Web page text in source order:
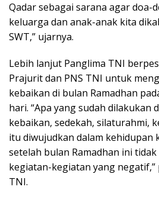
Qadar sebagai sarana agar doa-
keluarga dan anak-anak kita
SWT,” ujarnya.
Lebih lanjut Panglima TNI
Prajurit dan PNS TNI untuk
kebaikan di bulan Ramadhan
hari. “Apa yang sudah dilakukan
kebaikan, sedekah, silaturahmi,
itu diwujudkan dalam kehidupan
setelah bulan Ramadhan ini
kegiatan-kegiatan yang negatif,”
TNI.